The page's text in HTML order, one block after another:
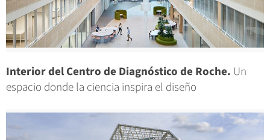
Interior del Centro de Diagnóstico de Roche. Un
espacio donde la ciencia inspira el diseño